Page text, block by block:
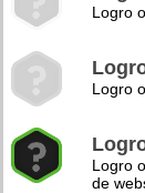
Logro
Logro
Logro
de